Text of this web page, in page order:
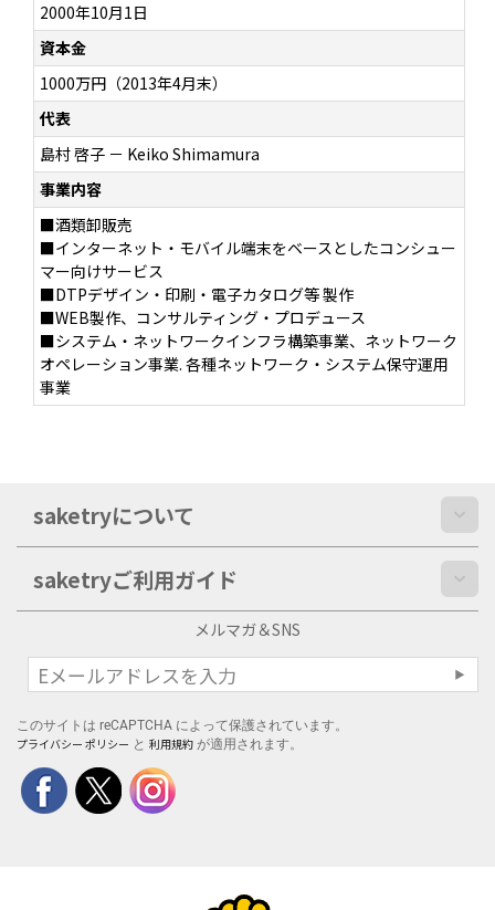
2000年10月1日
資本金
1000万円（2013年4月末）
代表
島村 啓子 － Keiko Shimamura
事業内容
■酒類卸販売
■インターネット・モバイル端末をベースとしたコンシュー
マー向けサービス
■DTPデザイン・印刷・電子カタログ等 製作
■WEB製作、コンサルティング・プロデュース
■システム・ネットワークインフラ構築事業、ネットワーク
オペレーション事業. 各種ネットワーク・システム保守運用
事業
saketryについて
saketryご利用ガイド
メルマガ＆SNS
このサイトは reCAPTCHA によって保護されています。
プライバシー ポリシー と 利用規約 が適用されます。